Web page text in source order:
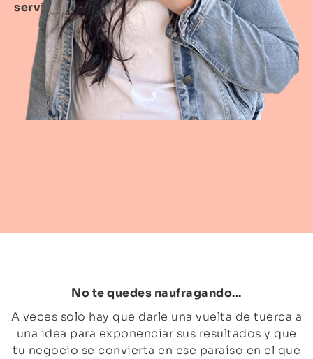
servicios, escríbeme.
No te quedes naufragando...​
A veces solo hay que darle una vuelta de tuerca a
una idea para exponenciar sus resultados y que
tu negocio se convierta en ese paraíso en el que